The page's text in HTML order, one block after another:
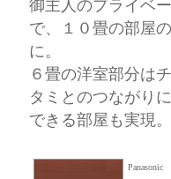
御主人のプライベ
で、１０畳の部屋
に。
６畳の洋室部分は
タミとのつながり
できる部屋も実現
Panasonic